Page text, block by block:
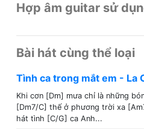
Hợp âm guitar sử
Bài hát cùng thể loại
Tình ca trong mắt em - La
Khi cơn [Dm] mưa chỉ là những
[Dm7/C] thế ở phương trời xa
hát tình [C/G] ca Anh...